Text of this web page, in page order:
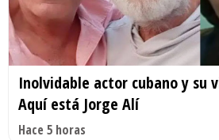
Inolvidable actor cubano y su
Aquí está Jorge Alí
Hace 5 horas